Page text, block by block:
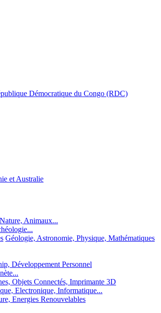
Démocratique du Congo (RDC)
et Australie
Animaux...
Géologie, Astronomie, Physique, Mathématiques
Développement Personnel
Objets Connectés, Imprimante 3D
Electronique, Informatique...
Energies Renouvelables